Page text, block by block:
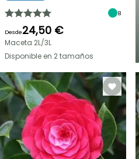
OFERTA
RELÁMPAGO
¡HASTA
UN
30
%
DE
8
Desde24,50 €
Maceta 2L/3L
Disponible en 2 tamaños